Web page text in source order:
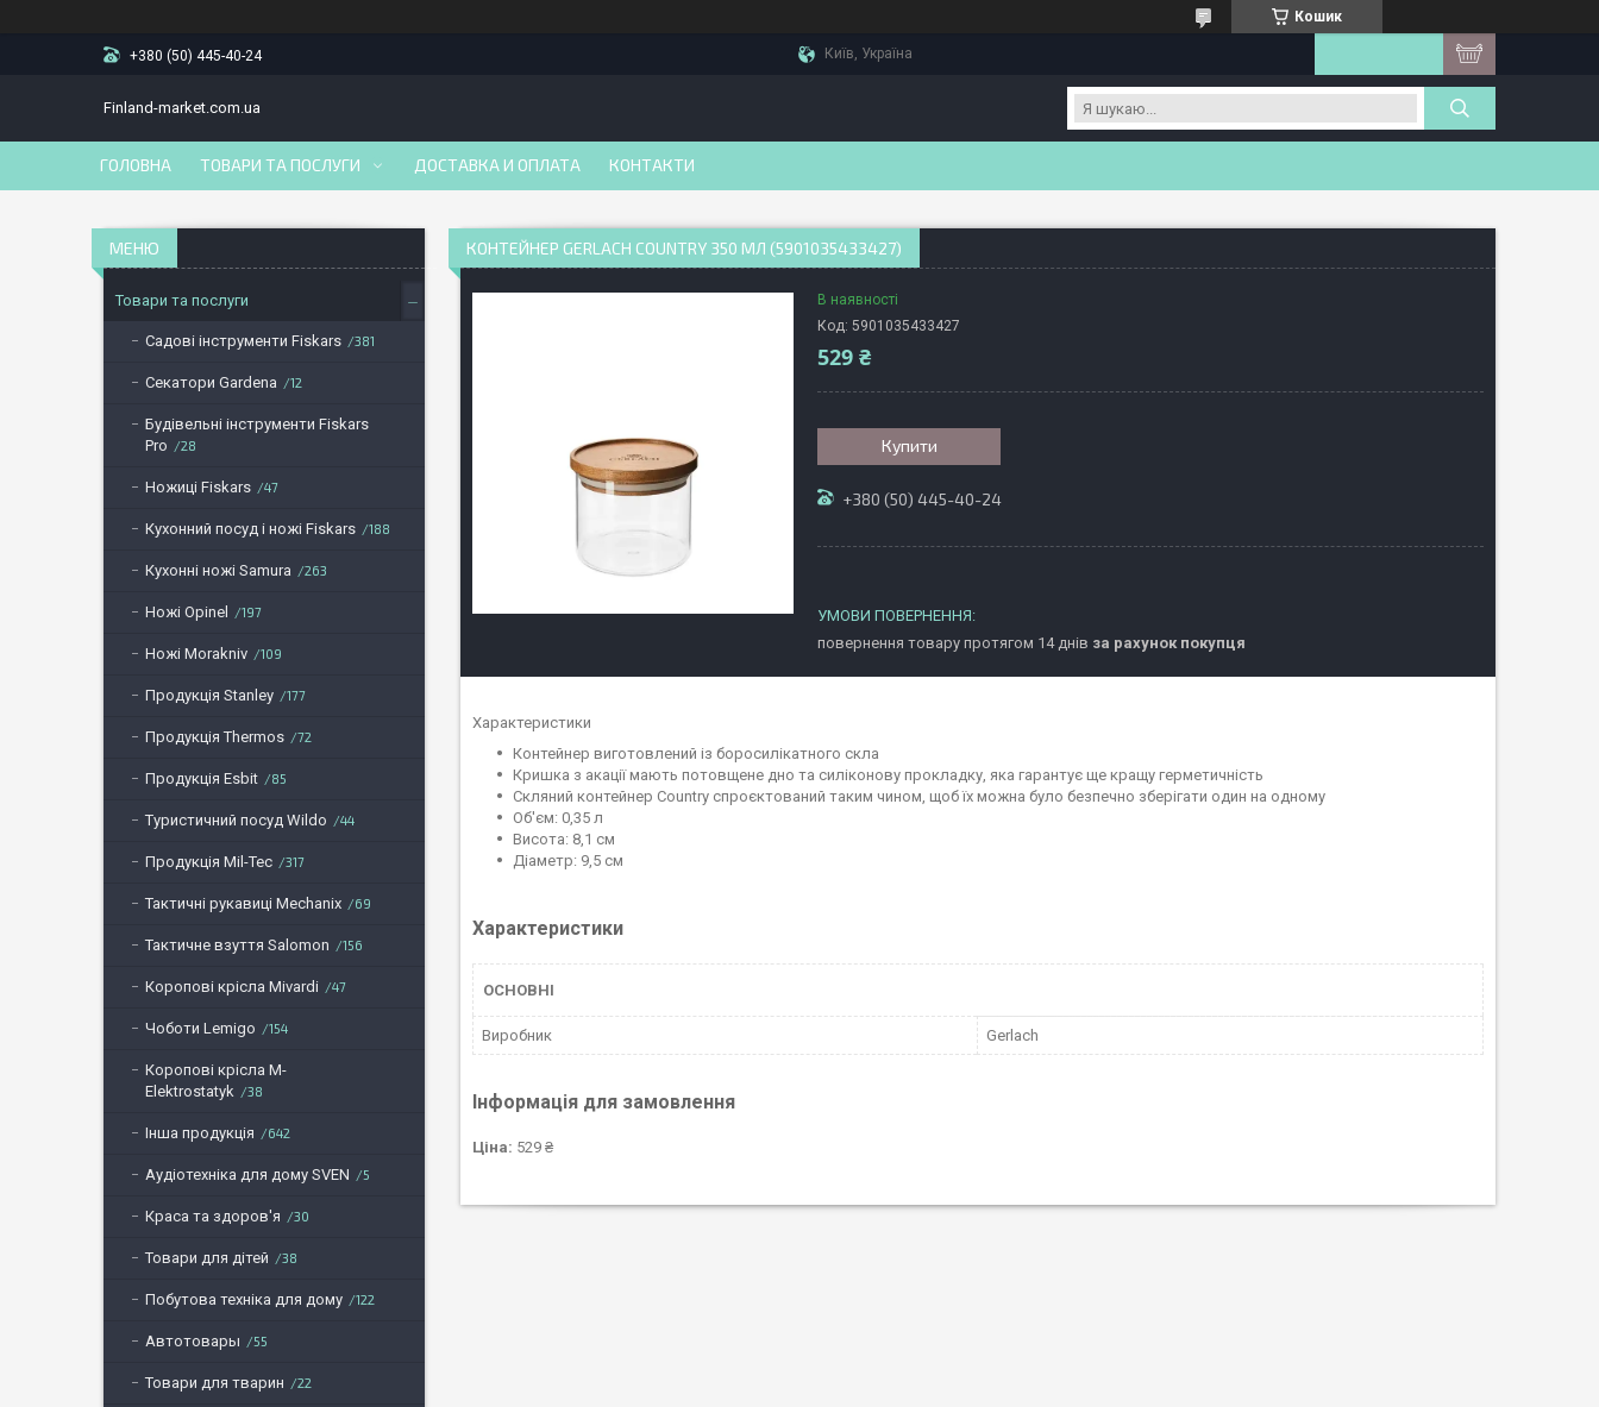
Кошик
+380 (50) 445-40-24 Київ, Україна
Finland-market.com.ua
ГОЛОВНА ТОВАРИ ТА ПОСЛУГИ ДОСТАВКА И ОПЛАТА КОНТАКТИ
КОНТЕЙНЕР GERLACH COUNTRY 350 МЛ (5901035433427)
В наявності
Код: 5901035433427
529 ₴
Купити
+380 (50) 445-40-24
повернення товару протягом 14 днів за рахунок покупця
Характеристики
Контейнер виготовлений із боросилікатного скла
Кришка з акації мають потовщене дно та силіконову прокладку, яка гарантує ще кращу герметичність
Скляний контейнер Country спроєктований таким чином, щоб їх можна було безпечно зберігати один на одному
Об'єм: 0,35 л
Висота: 8,1 см
Діаметр: 9,5 см
Характеристики
ОСНОВНІ
Виробник Gerlach
Інформація для замовлення
Ціна: 529 ₴
Товари та послуги
Садові інструменти Fiskars 381
Секатори Gardena 12
Будівельні інструменти Fiskars
Pro
28
Ножиці Fiskars 47
Кухонний посуд і ножі Fiskars 188
Кухонні ножі Samura 263
Ножі Opinel 197
Ножі Morakniv 109
Продукція Stanley 177
Продукція Thermos 72
Продукція Esbit 85
Туристичний посуд Wildo 44
Продукція Mil-Tec 317
Тактичні рукавиці Mechanix 69
Тактичне взуття Salomon 156
Коропові крісла Mivardi 47
Чоботи Lemigo 154
Коропові крісла M-
Elektrostatyk
38
Інша продукція 642
Аудіотехніка для дому SVEN 5
Краса та здоров'я 30
Товари для дітей 38
Побутова техніка для дому 122
Автотовары 55
Товари для тварин 22